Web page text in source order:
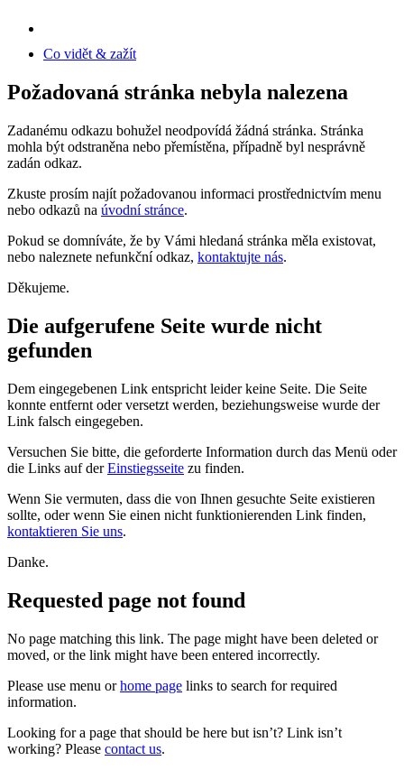
Co vidět & zažít
Požadovaná stránka nebyla nalezena
Zadanému odkazu bohužel neodpovídá žádná stránka. Stránka
mohla být odstraněna nebo přemístěna, případně byl nesprávně
zadán odkaz.
Zkuste prosím najít požadovanou informaci prostřednictvím menu
nebo odkazů na úvodní stránce.
Pokud se domníváte, že by Vámi hledaná stránka měla existovat,
nebo naleznete nefunkční odkaz, kontaktujte nás.
Děkujeme.
Die aufgerufene Seite wurde nicht
gefunden
Dem eingegebenen Link entspricht leider keine Seite. Die Seite
konnte entfernt oder versetzt werden, beziehungsweise wurde der
Link falsch eingegeben.
Versuchen Sie bitte, die geforderte Information durch das Menü oder
die Links auf derEinstiegsseite zu finden.
Wenn Sie vermuten, dass die von Ihnen gesuchte Seite existieren
sollte, oder wenn Sie einen nicht funktionierenden Link finden,
kontaktieren Sie uns.
Danke.
Requested page not found
No page matching this link. The page might have been deleted or
moved, or the link might have been entered incorrectly.
Please use menu orhome page links to search for required
information.
Looking for a page that should be here but isn’t? Link isn’t
working? Please contact us.